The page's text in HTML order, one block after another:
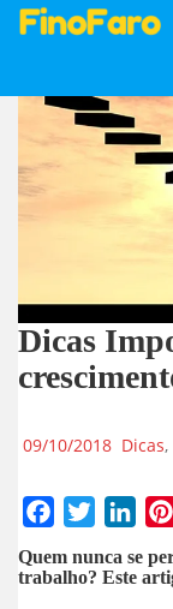
Dicas
09/10/2018 Dicas,
a
w
i
i
Quem nunca se
trabalho? Este